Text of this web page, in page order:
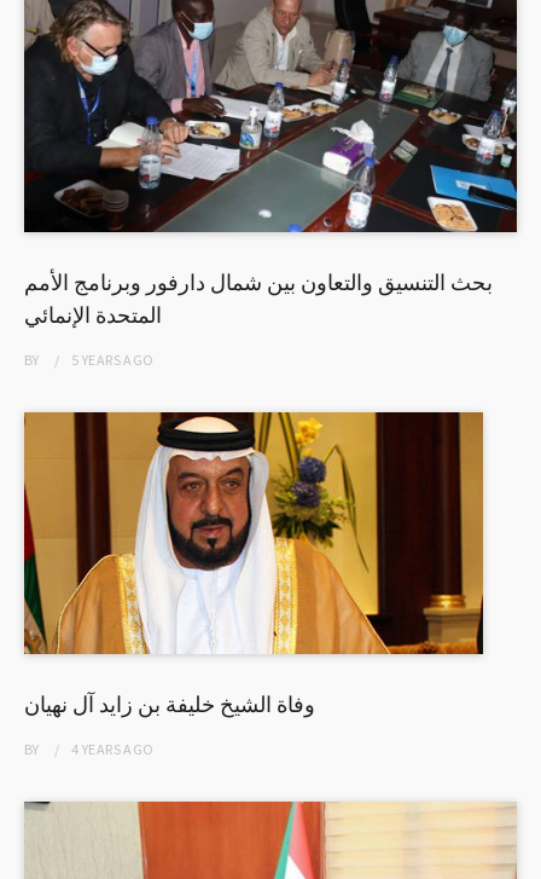
بحث التنسيق والتعاون بين شمال دارفور وبرنامج الأمم
المتحدة الإنمائي
BY 5 YEARSAGO
وفاة الشيخ خليفة بن زايد آل نهيان
BY 4 YEARSAGO